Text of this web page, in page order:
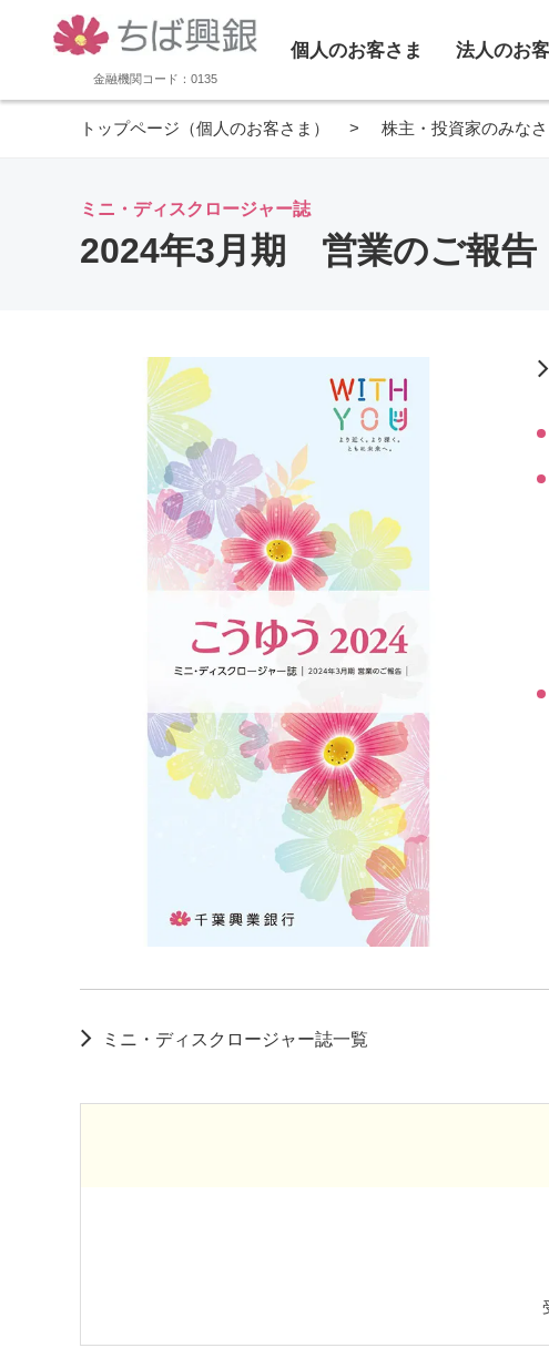
金融機関コード：0135
個人のお客さま 法人のお
トップページ（個人のお客さま） 株主・投資家のみなさ
ミニ・ディスクロージャー誌
2024年3月期 営業のご報告
ミニ・ディスクロージャー誌一覧